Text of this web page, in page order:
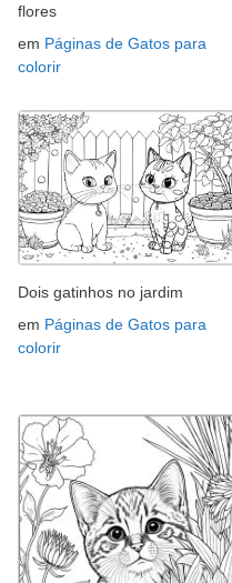
flores
em Páginas de Gatos para
colorir
Dois gatinhos no jardim
em Páginas de Gatos para
colorir